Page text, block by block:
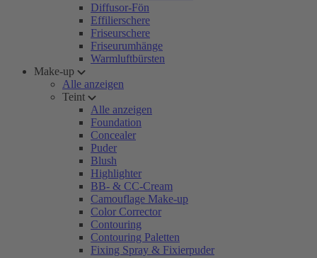
Diffusor-Fön
Effilierschere
Friseurschere
Friseurumhänge
Warmluftbürsten
Make-up
Alle anzeigen
Teint
Alle anzeigen
Foundation
Concealer
Puder
Blush
Highlighter
BB- & CC-Cream
Camouflage Make-up
Color Corrector
Contouring
Contouring Paletten
Fixing Spray & Fixierpuder